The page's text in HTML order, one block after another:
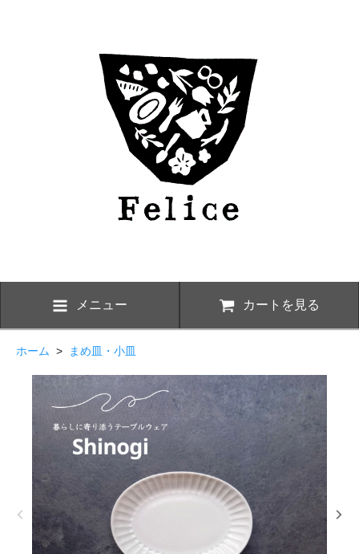
メニュー カートを見る
ホーム > まめ皿・小皿